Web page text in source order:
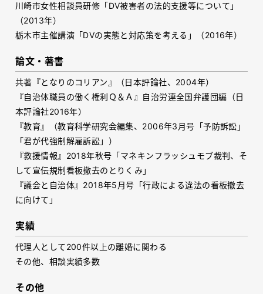
川崎市女性相談員研修「DV被害者の法的支援等について」
（2013年）
栃木市主催講演「DVの実態と対応策を考える」（2016年）
論文・著書
共著『となりのコリアン』（日本評論社、2004年）
『自治体職員の働く権利Ｑ＆Ａ』自治労連全国弁護団編（日
本評論社2016年）
『教育』（教育科学研究会編集、2006年3月号「予防訴訟」
「君が代強制解雇訴訟」）
『救援情報』2018年秋号「マネキンフラッシュモブ裁判、そ
して宣伝規制看板撤去のとりくみ」
『議会と自治体』2018年5月号「行政による違法の看板撤去
に向けて」
実績
代理人として200件以上の離婚に関わる
その他、相談実績多数
その他